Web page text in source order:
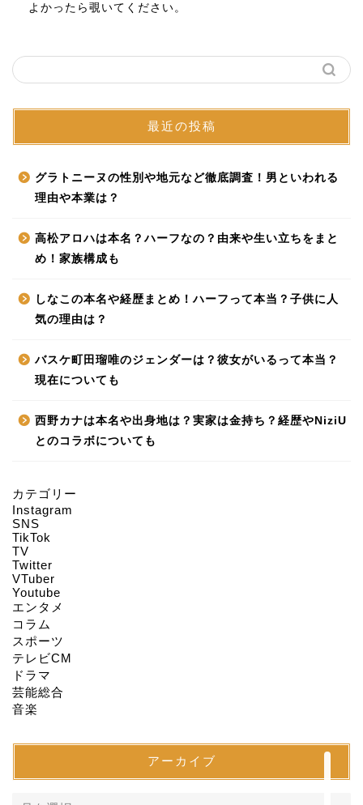
よかったら覗いてください。
最近の投稿
グラトニーヌの性別や地元など徹底調査！男といわれる
理由や本業は？
高松アロハは本名？ハーフなの？由来や生い立ちをまと
め！家族構成も
しなこの本名や経歴まとめ！ハーフって本当？子供に人
気の理由は？
バスケ町田瑠唯のジェンダーは？彼女がいるって本当？
現在についても
西野カナは本名や出身地は？実家は金持ち？経歴やNiziU
とのコラボについても
カテゴリー
Instagram
SNS
TikTok
TV
Twitter
VTuber
Youtube
エンタメ
コラム
スポーツ
テレビCM
ドラマ
芸能総合
音楽
アーカイブ